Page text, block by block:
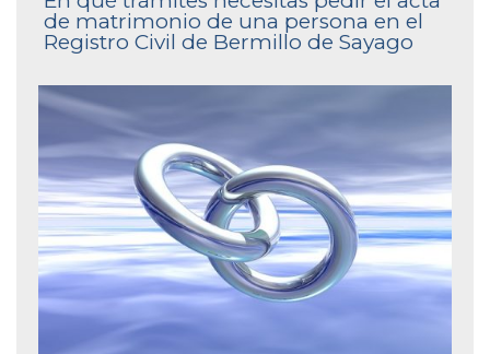
de matrimonio de una persona en el
Registro Civil de Bermillo de Sayago